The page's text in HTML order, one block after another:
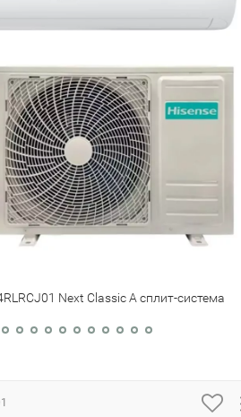
Next Classic A сплит-система